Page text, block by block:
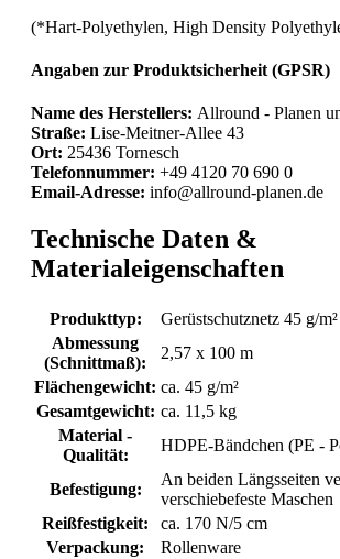
(*Hart-Polyethylen, High Density
Angaben zur Produktsicherheit (GPSR)
Name des Herstellers: Allround - Planen
Straße: Lise-Meitner-Allee 43
Ort: 25436 Tornesch
Telefonnummer: +49 4120 70 690 0
Email-Adresse: info@allround-planen.de
Technische Daten &
Materialeigenschaften
Produkttyp:
Gerüstschutznetz 45 g/m²
Abmessung
(Schnittmaß):
2,57 x 100 m
Flächengewicht: ca. 45 g/m²
Gesamtgewicht: ca. 11,5 kg
Material -
Qualität:
HDPE-Bändchen (PE -
Befestigung:
An beiden Längsseiten
verschiebefeste Maschen
Reißfestigkeit:
ca. 170 N/5 cm
Verpackung:
Rollenware